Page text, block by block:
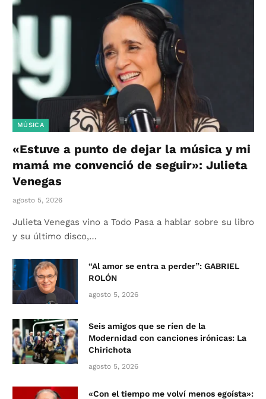
MÚSICA
«Estuve a punto de dejar la música y mi
mamá me convenció de seguir»: Julieta
Venegas
agosto 5, 2026
Julieta Venegas vino a Todo Pasa a hablar sobre su libro
y su último disco,…
“Al amor se entra a perder”: GABRIEL
ROLÓN
agosto 5, 2026
Seis amigos que se ríen de la
Modernidad con canciones irónicas: La
Chirichota
agosto 5, 2026
«Con el tiempo me volví menos egoísta»: